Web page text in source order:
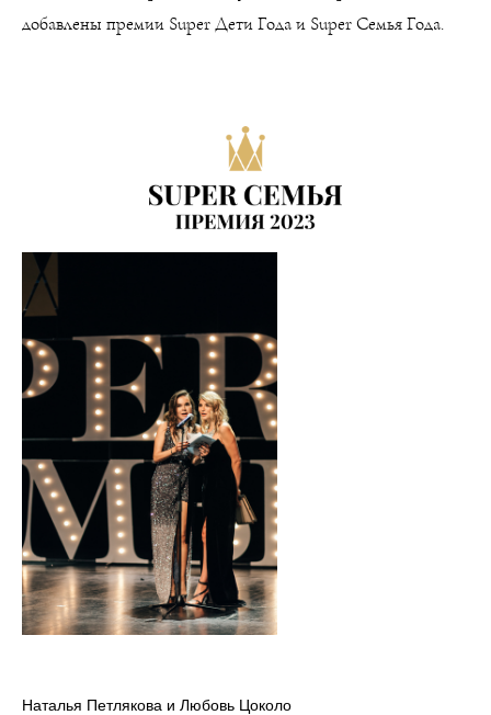
добавлены премии Super Дети Года и Super Семья Года.
Наталья Петлякова и Любовь Цоколо